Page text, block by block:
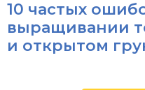
10 частых
выращивании
и открытом